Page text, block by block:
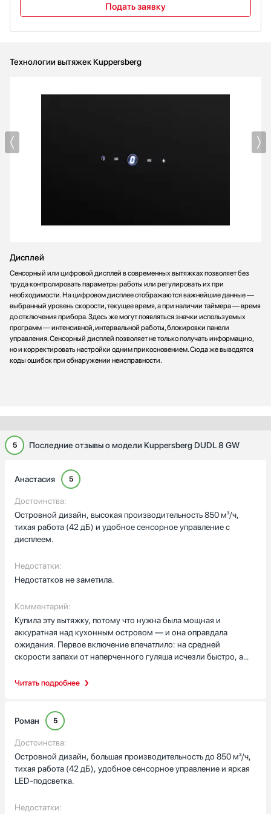
Подать заявку
Технологии вытяжек Kuppersberg
Дисплей
Сенсорный или цифровой дисплей в современных вытяжках позволяет без
труда контролировать параметры работы или регулировать их при
необходимости. На цифровом дисплее отображаются важнейшие данные —
выбранный уровень скорости, текущее время, а при наличии таймера — время
до отключения прибора. Здесь же могут появляться значки используемых
программ — интенсивной, интервальной работы, блокировки панели
управления. Сенсорный дисплей позволяет не только получать информацию,
но и корректировать настройки одним прикосновением. Сюда же выводятся
коды ошибок при обнаружении неисправности.
5 Последние отзывы о модели Kuppersberg DUDL 8 GW
Читать подробнее
Анастасия 5
Достоинства:
Островной дизайн, высокая производительность 850 м³/ч,
тихая работа (42 дБ) и удобное сенсорное управление с
дисплеем.
Недостатки:
Недостатков не заметила.
Комментарий:
Купила эту вытяжку, потому что нужна была мощная и
аккуратная над кухонным островом — и она оправдала
ожидания. Первое включение впечатлило: на средней
скорости запахи от наперченного гуляша исчезли быстро, а
рабочую зону ровно и приятно. Панель управления сенсорная,
невозможно соединить с каналом, можно поставить угольный
фильтр и проблем со запахами не будет. Металлические
жироулавливающие фильтры — их три; чистятся просто, один
раз вынула и помыла в посудомойке. Был случай, когда пекла
яблочный пирог и одновременно жарила лук для супа:
вытяжка справилась, в комнате не осталось гари, гости даже
Роман 5
Достоинства:
Островной дизайн, большая производительность до 850 м³/ч,
тихая работа (42 дБ), удобное сенсорное управление и яркая
LED‑подсветка.
Недостатки: